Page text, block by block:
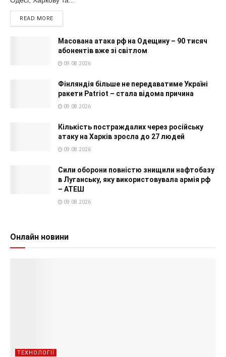
READ MORE
Масована атака рф на Одещину – 90 тисяч
абонентів вже зі світлом
09.08.2026
Фінляндія більше не передаватиме Україні
ракети Patriot – стала відома причина
09.08.2026
Кількість постраждалих через російську
атаку на Харків зросла до 27 людей
09.08.2026
Сили оборони повністю знищили нафтобазу
в Луганську, яку використовувала армія рф
– АТЕШ
09.08.2026
Онлайн новини
ТЕХНОЛОГІЇ